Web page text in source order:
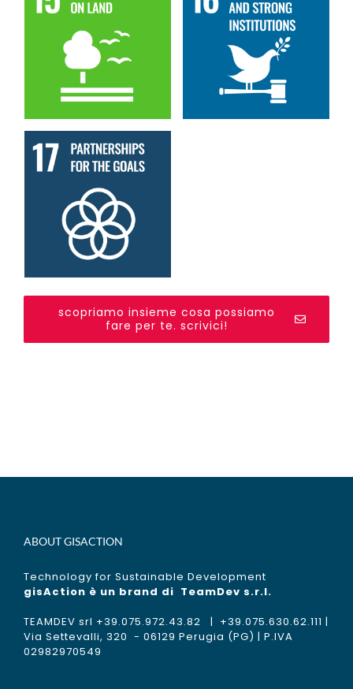
scopriamo insieme cosa possiamo
fare per te. scrivici!
ABOUT GISACTION
Technology for Sustainable Development
gisAction è un brand di TeamDev s.r.l.
TEAMDEV srl +39.075.972.43.82 | +39.075.630.62.111 |
Via Settevalli, 320 - 06129 Perugia (PG) | P.IVA
02982970549